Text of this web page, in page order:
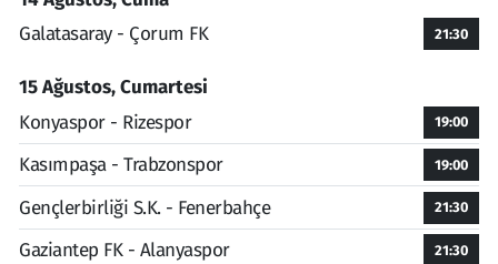
Galatasaray - Çorum FK
21:30
15 Ağustos, Cumartesi
Konyaspor - Rizespor
19:00
Kasımpaşa - Trabzonspor 19:00
Gençlerbirliği S.K. - Fenerbahçe 21:30
Gaziantep FK - Alanyaspor 21:30